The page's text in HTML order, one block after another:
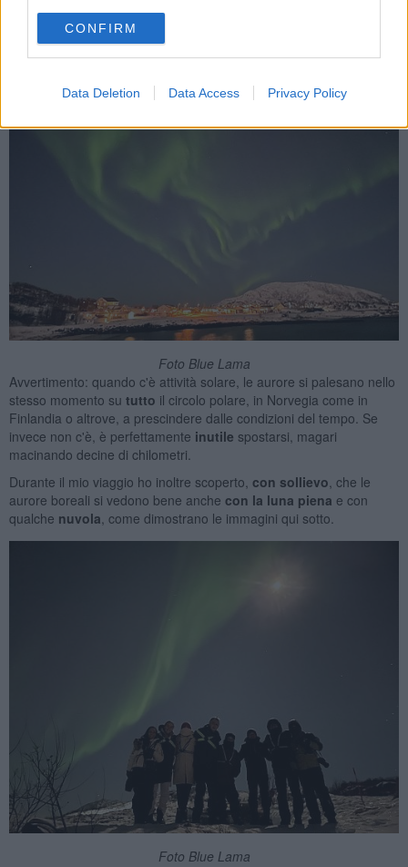
CONFIRM
Data Deletion Data Access Privacy Policy
sopra le nostre teste.
Foto Blue Lama
Avvertimento: quando c'è attività solare, le aurore si palesano nello
stesso momento su tutto il circolo polare, in Norvegia come in
Finlandia o altrove, a prescindere dalle condizioni del tempo. Se
invece non c'è, è perfettamente inutile spostarsi, magari
macinando decine di chilometri.
Durante il mio viaggio ho inoltre scoperto, con sollievo, che le
aurore boreali si vedono bene anche con la luna piena e con
qualche nuvola, come dimostrano le immagini qui sotto.
Foto Blue Lama